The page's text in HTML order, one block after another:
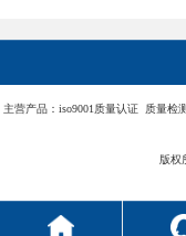
主营产品：iso9001质量认证 质量
版权